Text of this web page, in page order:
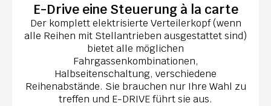
E-Drive eine Steuerung à la carte
Der komplett elektrisierte Verteilerkopf (wenn
alle Reihen mit Stellantrieben ausgestattet sind)
bietet alle möglichen
Fahrgassenkombinationen,
Halbseitenschaltung, verschiedene
Reihenabstände. Sie brauchen nur Ihre Wahl zu
treffen und E-DRIVE führt sie aus.